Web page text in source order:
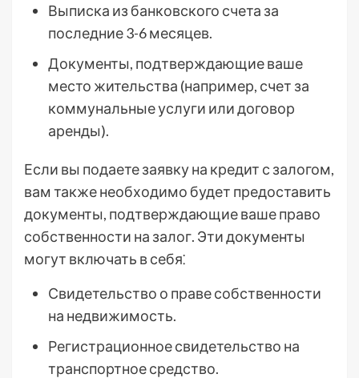
Выписка из банковского счета за
последние 3-6 месяцев.
Документы, подтверждающие ваше
место жительства (например, счет за
коммунальные услуги или договор
аренды).
Если вы подаете заявку на кредит с залогом,
вам также необходимо будет предоставить
документы, подтверждающие ваше право
собственности на залог. Эти документы
могут включать в себя⁚
Свидетельство о праве собственности
на недвижимость.
Регистрационное свидетельство на
транспортное средство.